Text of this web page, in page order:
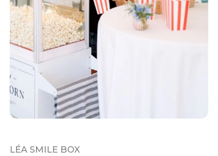
LÉA SMILE BOX